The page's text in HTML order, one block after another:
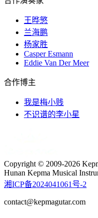
王晔慜
兰海鹏
杨家胜
Casper Esmann
Eddie Van Der Meer
合作博主
我是梅小贱
不识谱的李小星
Copyright © 2009-2026
Hunan Kepma Musical
湘ICP备2024041061号-2
contact@kepmagutar.com